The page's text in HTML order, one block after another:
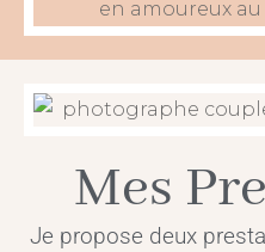
Mes
Je propose deux